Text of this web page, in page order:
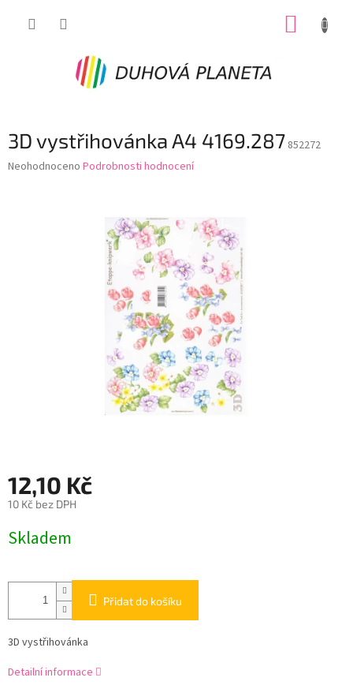
3D vystřihovánka A4 4169.287 852272
Průměrné
Neohodnoceno Podrobnosti hodnocení
12,10 Kč
10 Kč bez DPH
cena:
Skladem
Přidat do košíku
3D vystřihovánka
Detailní informace